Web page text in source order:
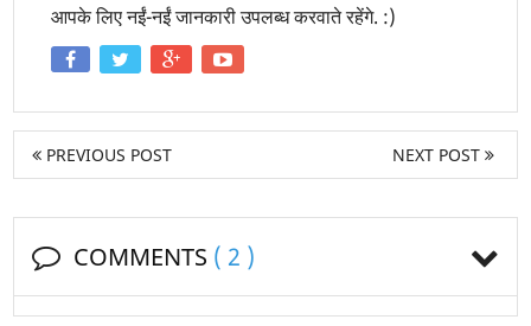
आपके लिए नईं-नईं जानकारी उपलब्ध करवाते रहेंगे. :)
PREVIOUS POST NEXT POST
COMMENTS ( 2 )